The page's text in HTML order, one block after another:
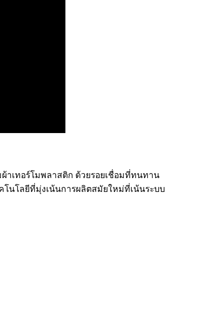
าเทอร์โมพลาสติก ด้วยรอยเชื่อมที่ทนทาน
โนโลยีที่มุ่งเน้นการผลิตสมัยใหม่ที่เน้นระบบ